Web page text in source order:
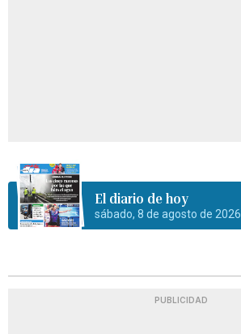
El diario de hoy
sábado, 8 de agosto de 2026
PUBLICIDAD